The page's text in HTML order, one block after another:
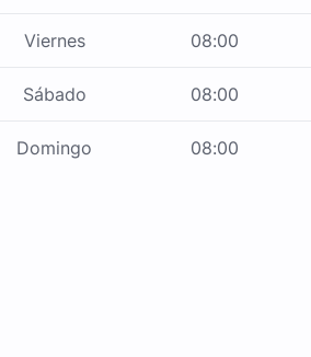
Viernes 08:00
Sábado 08:00
Domingo 08:00